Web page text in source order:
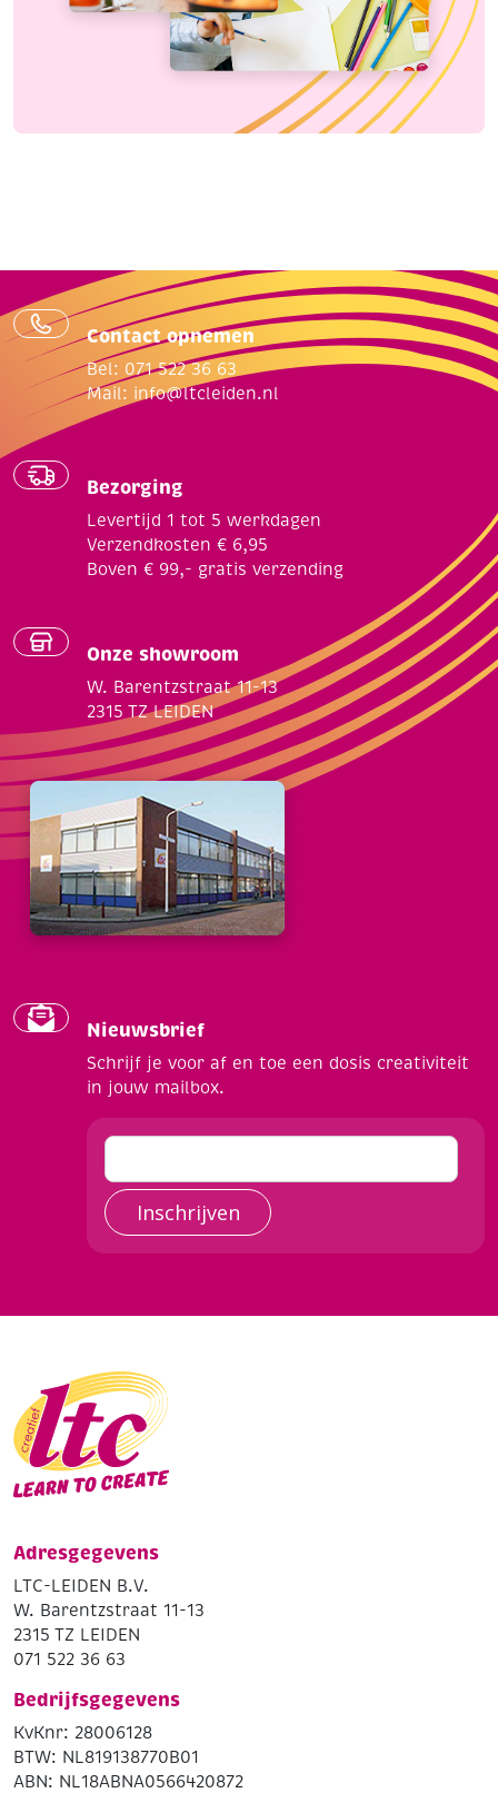
Contact opnemen
Bel: 071 522 36 63
Mail: info@ltcleiden.nl
Bezorging
Levertijd 1 tot 5 werkdagen
Verzendkosten € 6,95
Boven € 99,- gratis verzending
Onze showroom
W. Barentzstraat 11-13
2315 TZ LEIDEN
Nieuwsbrief
Schrijf je voor af en toe een dosis creativiteit
in jouw mailbox.
Inschrijven
Adresgegevens
LTC-LEIDEN B.V.
W. Barentzstraat 11-13
2315 TZ LEIDEN
071 522 36 63
Bedrijfsgegevens
KvKnr: 28006128
BTW: NL819138770B01
ABN: NL18ABNA0566420872